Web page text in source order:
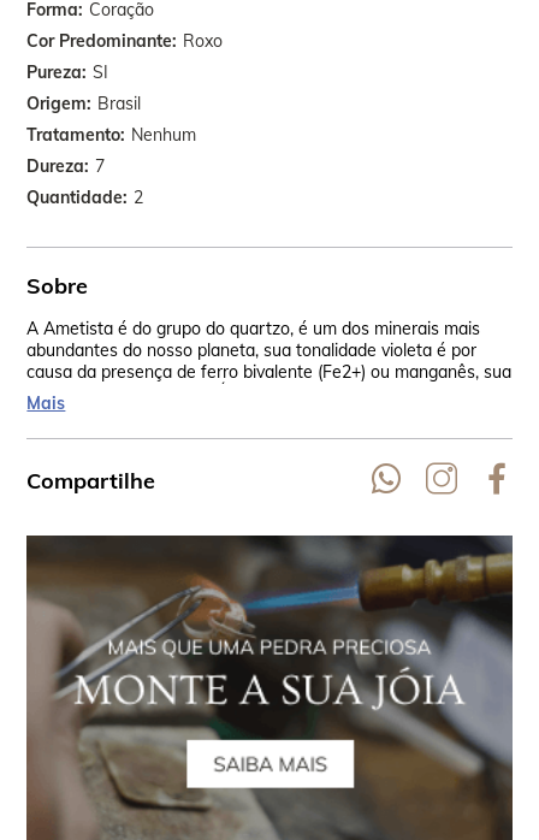
Forma Coração
Cor Predominante Roxo
Pureza SI
Origem Brasil
Tratamento Nenhum
Dureza 7
Quantidade 2
Sobre
A Ametista é do grupo do quartzo, é um dos minerais mais
abundantes do nosso planeta, sua tonalidade violeta é por
causa da presença de ferro bivalente (Fe2+) ou manganês, sua
fórmula química é SiO2 (Óxido de Silício). A origem do seu
nome é incerta, mas acredita-se que venha do grego a, “não”
e methuskein, intoxicar. Sua dureza é de 7 na escala de Mohs.
Mais
Compartilhe